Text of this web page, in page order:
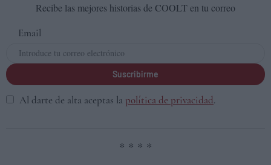
Recibe las mejores historias de COOLT en tu correo
Email
Suscribirme
Al darte de alta aceptas la política de privacidad.
* * * *